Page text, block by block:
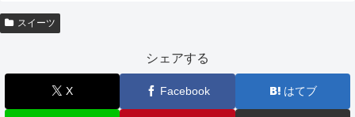
スイーツ
シェアする
X Facebook はてブ